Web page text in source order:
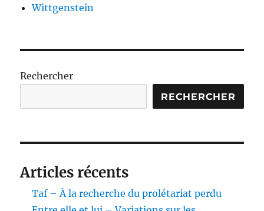
Wittgenstein
Rechercher
RECHERCHER
Articles récents
Taf – À la recherche du prolétariat perdu